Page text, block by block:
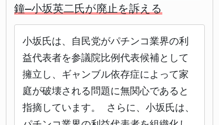
鐘―小坂英二氏が廃止を訴える
小坂氏は、自民党がパチンコ業界の利
益代表者を参議院比例代表候補として
擁立し、ギャンブル依存症によって家
庭が破壊される問題に無関心であると
指摘しています。 さらに、小坂氏は、